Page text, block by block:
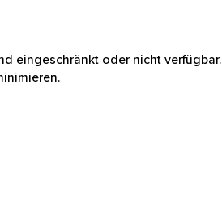
eingeschränkt oder nicht